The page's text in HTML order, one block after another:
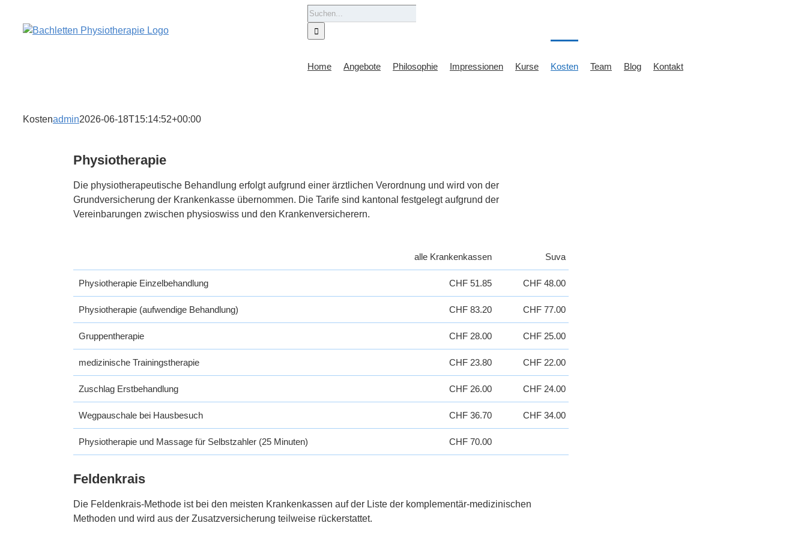
Inhalt
Suche
nach:
Home Angebote Philosophie Impressionen Kurse Kosten Team Blog Kontakt
Kostenadmin2026-06-18T15:14:52+00:00
Physiotherapie
Die physiotherapeutische Behandlung erfolgt aufgrund einer ärztlichen Verordnung und wird von der
Grundversicherung der Krankenkasse übernommen. Die Tarife sind kantonal festgelegt aufgrund der
Vereinbarungen zwischen physioswiss und den Krankenversicherern.
alle Krankenkassen Suva
Physiotherapie Einzelbehandlung CHF 51.85 CHF 48.00
Physiotherapie (aufwendige Behandlung) CHF 83.20 CHF 77.00
Gruppentherapie CHF 28.00 CHF 25.00
medizinische Trainingstherapie CHF 23.80 CHF 22.00
Zuschlag Erstbehandlung CHF 26.00 CHF 24.00
Wegpauschale bei Hausbesuch CHF 36.70 CHF 34.00
Physiotherapie und Massage für Selbstzahler (25 Minuten) CHF 70.00
Feldenkrais
Die Feldenkrais-Methode ist bei den meisten Krankenkassen auf der Liste der komplementär-medizinischen
Methoden und wird aus der Zusatzversicherung teilweise rückerstattet.